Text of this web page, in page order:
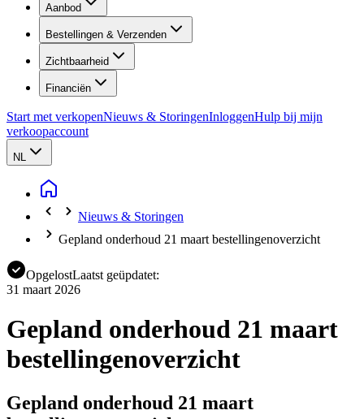
Aanbod
Bestellingen & Verzenden
Zichtbaarheid
Financiën
Start met verkopenNieuws & StoringenInloggenHulp bij mijn
verkoopaccount
NL
Nieuws & Storingen
Gepland onderhoud 21 maart bestellingenoverzicht
OpgelostLaatst geüpdatet:
31 maart 2026
Gepland onderhoud 21 maart
bestellingenoverzicht
Gepland onderhoud 21 maart